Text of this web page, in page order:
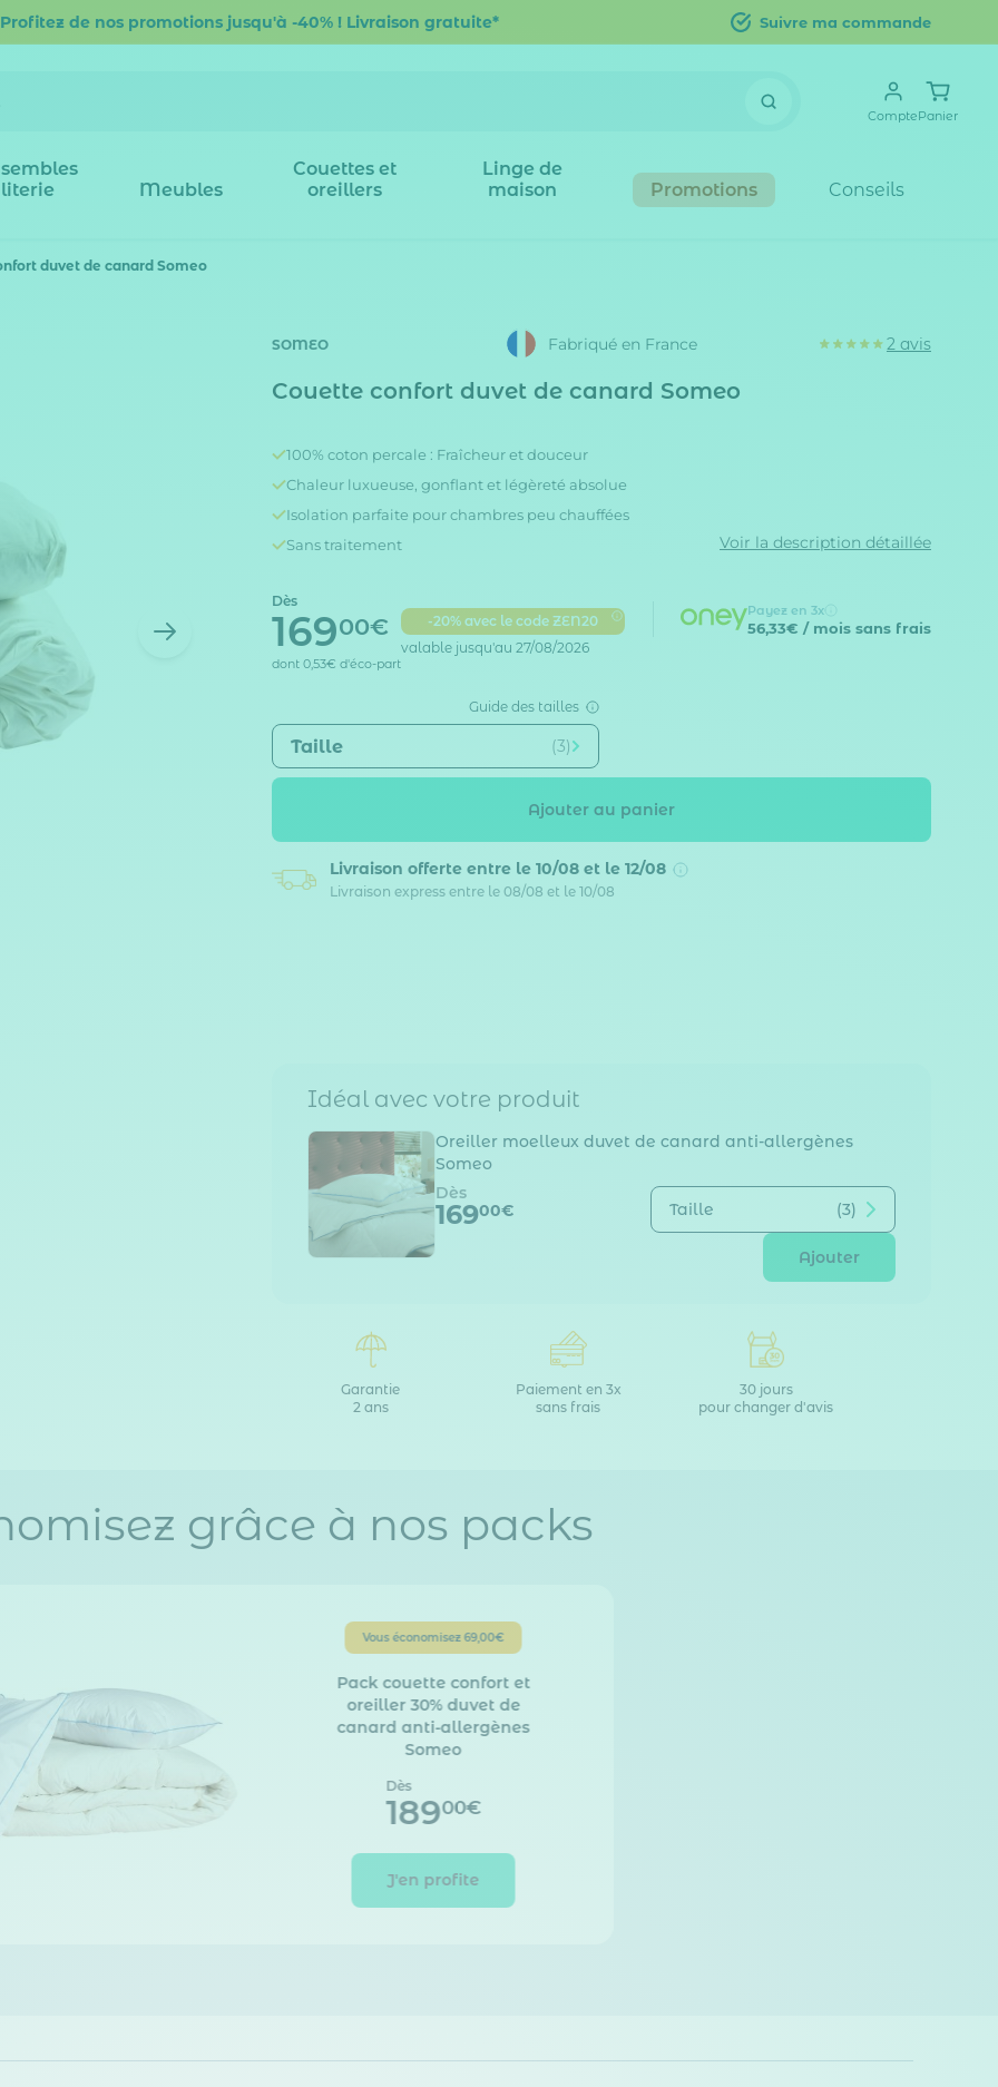
Profitez de nos promotions jusqu'à -40% ! Livraison gratuite* Suivre ma commande
ComptePanier
literie
Meubles
Couettes et
oreillers
Linge de
maison
Promotions Conseils
duvet de canard Someo
SOMEO Fabriqué en France 2 avis
Couette confort duvet de canard Someo
100% coton percale : Fraîcheur et douceur
Chaleur luxueuse, gonflant et légèreté absolue
Isolation parfaite pour chambres peu chauffées
Sans traitement
Voir la description détaillée
Dès
16900€
dont 0,53€ d'éco-part
-20% avec le code ZEN20
valable jusqu'au 27/08/2026
Payez en 3x
56,33€ / mois sans frais
Guide des tailles
Taille (3)
Ajouter au panier
Livraison offerte entre le 10/08 et le 12/08
Livraison express entre le 08/08 et le 10/08
Idéal avec votre produit
Oreiller moelleux duvet de canard anti-allergènes
Someo
Dès
16900€ Taille (3)
Ajouter
Garantie
2 ans
Paiement en 3x
sans frais
30 jours
pour changer d'avis
grâce à nos packs
Vous économisez69,00€
Pack couette confort et
oreiller 30% duvet de
canard anti-allergènes
Someo
Dès
18900€
J'en profite